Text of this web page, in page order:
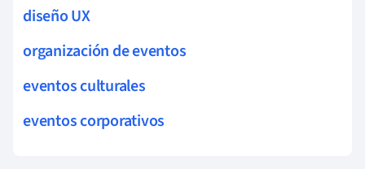
diseño UX
organización de eventos
eventos culturales
eventos corporativos